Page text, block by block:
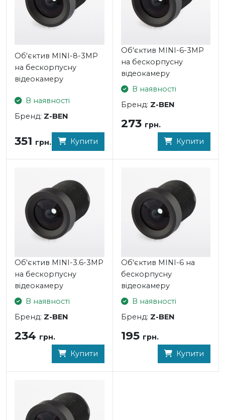
Об'єктив MINI-8-3MP
на бескорпусну
відеокамеру
В наявності
Бренд: Z-BEN
351 грн. Купити
Об'єктив MINI-6-3MP
на бескорпусну
відеокамеру
В наявності
Бренд: Z-BEN
273 грн.
Купити
Об'єктив MINI-3.6-3MP
на бескорпусну
відеокамеру
В наявності
Бренд: Z-BEN
234 грн.
Купити
Об'єктив MINI-6 на
бескорпусну
відеокамеру
В наявності
Бренд: Z-BEN
195 грн.
Купити